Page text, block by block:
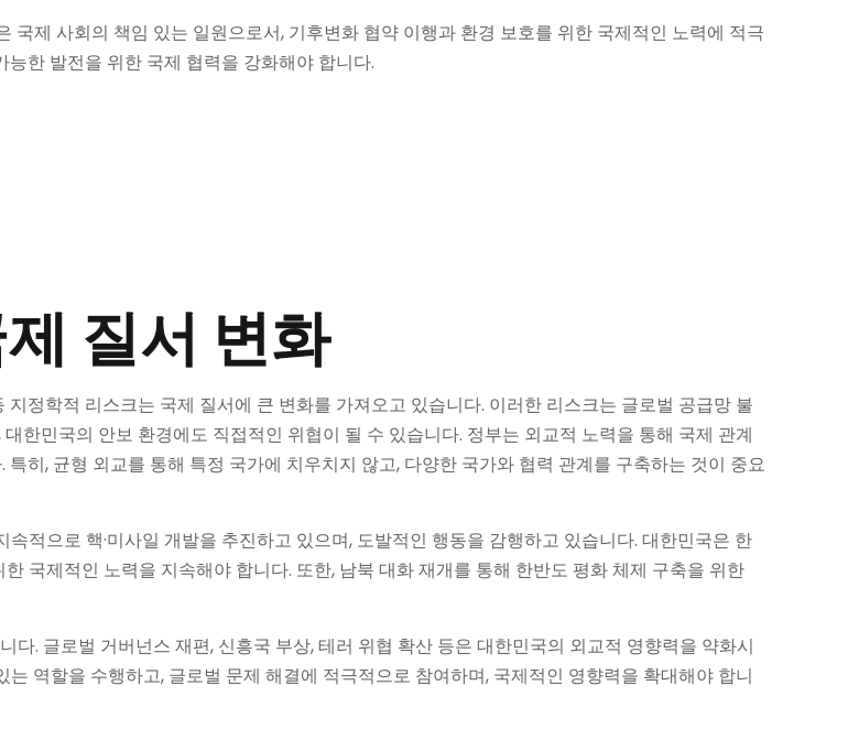
제 사회의 책임 있는 일원으로서, 기후변화 협약 이행과 환경 보호를 위한 국제적인 노력에 적극
한 발전을 위한 국제 협력을 강화해야 합니다.
질서 변화
정학적 리스크는 국제 질서에 큰 변화를 가져오고 있습니다. 이러한 리스크는 글로벌 공급망 불
한민국의 안보 환경에도 직접적인 위협이 될 수 있습니다. 정부는 외교적 노력을 통해 국제 관계
히, 균형 외교를 통해 특정 국가에 치우치지 않고, 다양한 국가와 협력 관계를 구축하는 것이 중요
적으로 핵·미사일 개발을 추진하고 있으며, 도발적인 행동을 감행하고 있습니다. 대한민국은 한
국제적인 노력을 지속해야 합니다. 또한, 남북 대화 재개를 통해 한반도 평화 체제 구축을 위한
. 글로벌 거버넌스 재편, 신흥국 부상, 테러 위협 확산 등은 대한민국의 외교적 영향력을 약화시
역할을 수행하고, 글로벌 문제 해결에 적극적으로 참여하며, 국제적인 영향력을 확대해야 합니